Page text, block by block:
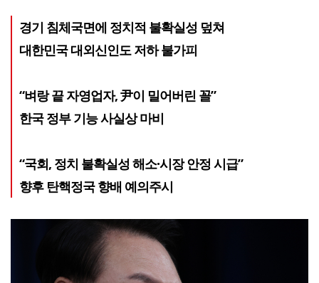
경기 침체국면에 정치적 불확실성 덮쳐
대한민국 대외신인도 저하 불가피
“벼랑 끝 자영업자, 尹이 밀어버린 꼴”
한국 정부 기능 사실상 마비
“국회, 정치 불확실성 해소·시장 안정 시급”
향후 탄핵정국 향배 예의주시